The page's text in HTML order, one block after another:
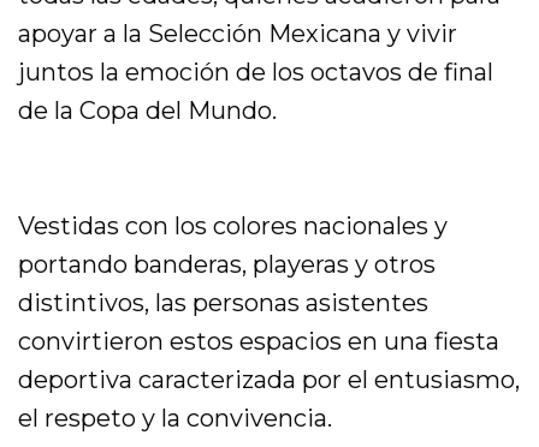
apoyar a la Selección Mexicana y vivir
juntos la emoción de los octavos de final
de la Copa del Mundo.
Vestidas con los colores nacionales y
portando banderas, playeras y otros
distintivos, las personas asistentes
convirtieron estos espacios en una fiesta
deportiva caracterizada por el entusiasmo,
el respeto y la convivencia.